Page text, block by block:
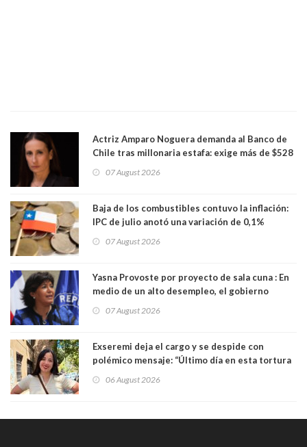
Actriz Amparo Noguera demanda al Banco de
Chile tras millonaria estafa: exige más de $528
07 August 2026
Baja de los combustibles contuvo la inflación:
IPC de julio anotó una variación de 0,1%
07 August 2026
Yasna Provoste por proyecto de sala cuna : En
medio de un alto desempleo, el gobierno
07 August 2026
Exseremi deja el cargo y se despide con
polémico mensaje: “Último día en esta tortura
06 August 2026